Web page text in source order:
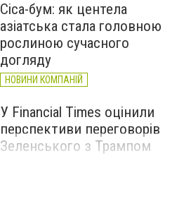
Cica-бум: як центела
азіатська стала головною
рослиною сучасного
догляду
НОВИНИ КОМПАНІЙ
У Financial Times оцінили
перспективи переговорів
Зеленського з Трампом